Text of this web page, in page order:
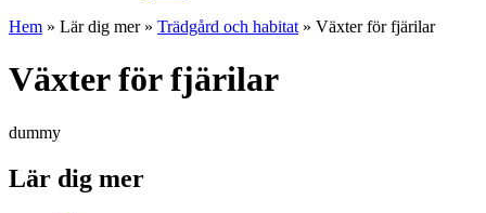
Hem » Lär dig mer» Trädgård och habitat » Växter för fjärilar
Växter för fjärilar
dummy
Lär dig mer